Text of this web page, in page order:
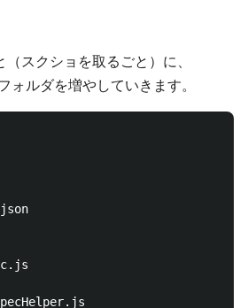
スクショを取るごと）に、
ォルダを増やしていきます。